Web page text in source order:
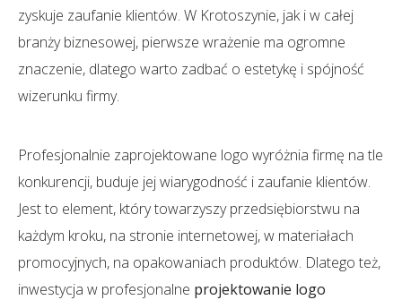
zyskuje zaufanie klientów. W Krotoszynie, jak i w całej
branży biznesowej, pierwsze wrażenie ma ogromne
znaczenie, dlatego warto zadbać o estetykę i spójność
wizerunku firmy.
Profesjonalnie zaprojektowane logo wyróżnia firmę na tle
konkurencji, buduje jej wiarygodność i zaufanie klientów.
Jest to element, który towarzyszy przedsiębiorstwu na
każdym kroku, na stronie internetowej, w materiałach
promocyjnych, na opakowaniach produktów. Dlatego też,
inwestycja w profesjonalne projektowanie logo